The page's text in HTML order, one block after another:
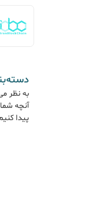
به نظر
آنچه
پیدا